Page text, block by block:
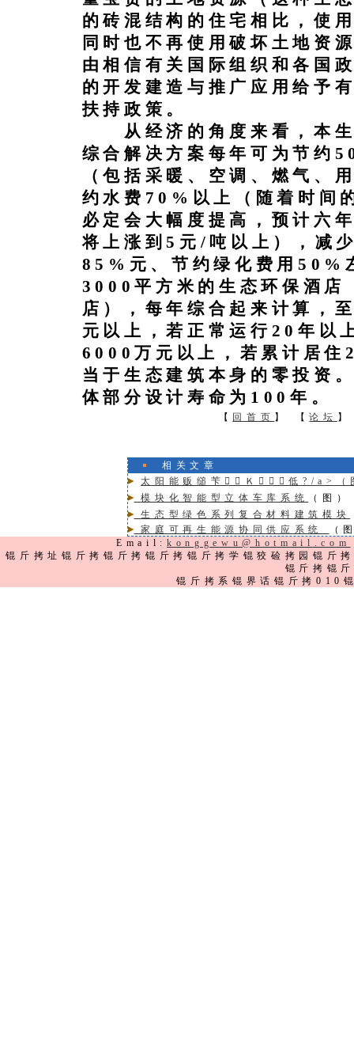
的砖混结构的住宅相比，使
同时也不再使用破坏土地资
由相信有关国际组织和各国
的开发建造与推广应用给予
扶持政策。
从经济的角度来看，本生
综合解决方案每年可为节约
（包括采暖、空调、燃气、
约水费 70 %以上（ 随着时间
必定会大幅度提高，预计六
将上涨到5元/吨以上 ），减
85% 元、节约绿化费用 50%
3000平方米的生态环保酒店
店），每年综合起来计算，
元以上，若正常运行 20 年以
6000万元以上，若累计居
当于生态建筑本身的零投资
体部分设计寿命为 100 年。
【 回首页 】 【论坛 】
相关文章
太阳能贩缒苄Ｋ低?/a>（
模块化智能型立体车库系统
（图）
生态型绿色系列复合材料建筑模块
家庭可再生能源协同供应系统
（
Email:konggewu@hotmail.com
锟斤拷址锟斤拷锟斤拷锟斤拷锟斤拷学锟狡硷拷园锟斤
锟斤拷锟
锟斤拷系锟界话锟斤拷